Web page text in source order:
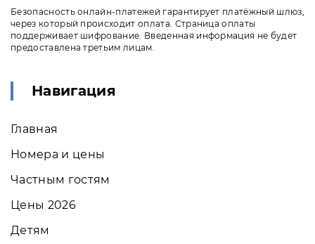
Безопасность онлайн-платежей гарантирует платёжный шлюз,
через который происходит оплата. Страница оплаты
поддерживает шифрование. Введенная информация не будет
предоставлена третьим лицам.
Навигация
Главная
Номера и цены
Частным гостям
Цены 2026
Детям